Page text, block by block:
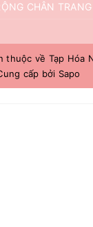
CHÂN TRANG
thuộc về Tạp Hóa
cấp bởi Sapo